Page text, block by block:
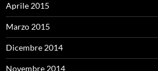
Aprile 2015
Marzo 2015
Dicembre 2014
Novembre 2014